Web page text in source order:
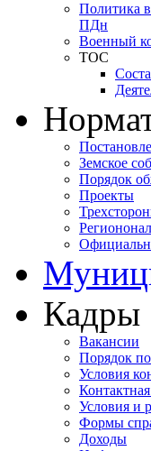
Политика
ПДн
Военный
ТОС
Земское
Порядок
Проекты
Кадры
Вакансии
Порядок
Условия
Условия и
Формы
Доходы